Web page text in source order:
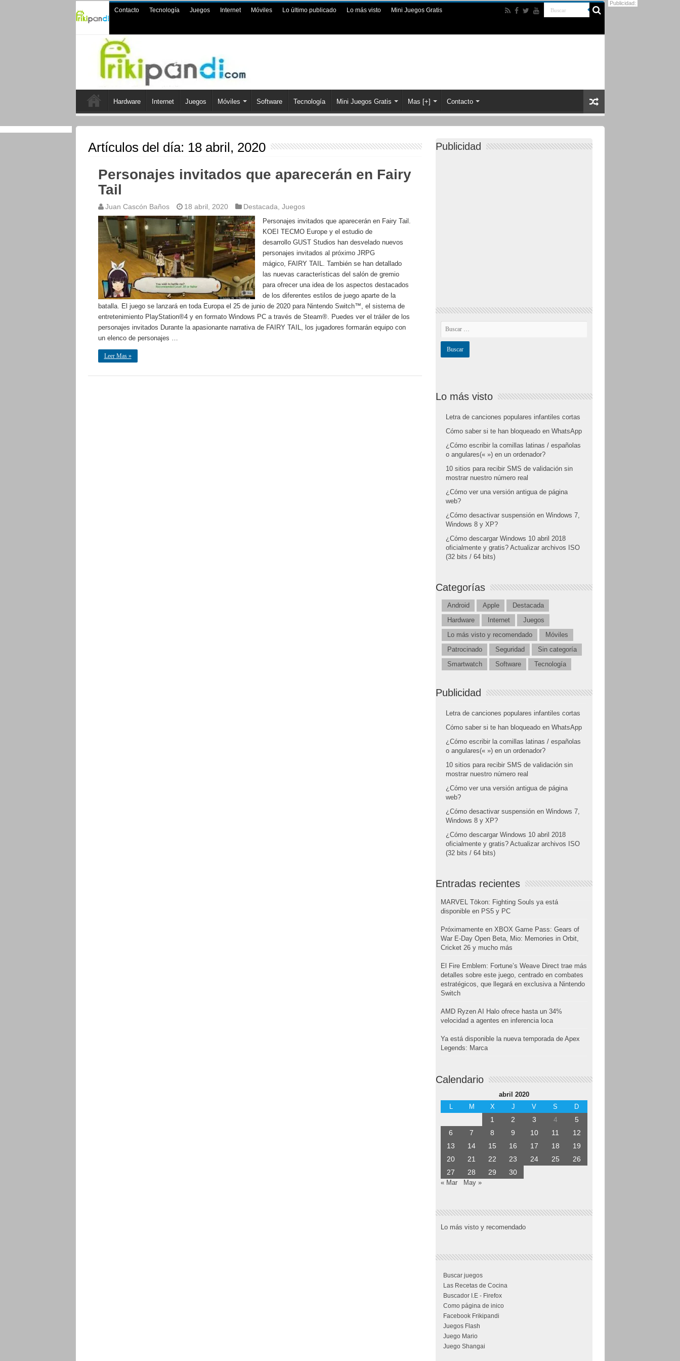
Contacto Tecnología Juegos Internet Móviles Lo último publicado Lo más visto Mini Juegos Gratis
Hardware Internet Juegos Móviles Software Tecnología Mini Juegos Gratis Mas [+] Contacto
Artículos del día: 18 abril, 2020
Personajes invitados que aparecerán en Fairy
Tail
Juan Cascón Baños 18 abril, 2020 Destacada Juegos
Personajes invitados que aparecerán en Fairy Tail.
KOEI TECMO Europe y el estudio de
desarrollo GUST Studios han desvelado nuevos
personajes invitados al próximo JRPG
mágico, FAIRY TAIL. También se han detallado
las nuevas características del salón de gremio
para ofrecer una idea de los aspectos destacados
de los diferentes estilos de juego aparte de la
batalla. El juego se lanzará en toda Europa el 25 de junio de 2020 para Nintendo Switch™, el sistema de
entretenimiento PlayStation®4 y en formato Windows PC a través de Steam®. Puedes ver el tráiler de los
personajes invitados Durante la apasionante narrativa de FAIRY TAIL, los jugadores formarán equipo con
un elenco de personajes …
Leer Mas »
Publicidad
Lo más visto
Letra de canciones populares infantiles cortas
Cómo saber si te han bloqueado en WhatsApp
¿Cómo escribir la comillas latinas / españolas
o angulares(« ») en un ordenador?
10 sitios para recibir SMS de validación sin
mostrar nuestro número real
¿Cómo ver una versión antigua de página
web?
¿Cómo desactivar suspensión en Windows 7,
Windows 8 y XP?
¿Cómo descargar Windows 10 abril 2018
oficialmente y gratis? Actualizar archivos ISO
(32 bits / 64 bits)
Categorías
Android Apple
Destacada
Hardware
Internet
Juegos
Lo más visto y recomendado
Móviles
Patrocinado
Seguridad
Sin categoría
Smartwatch
Software Tecnología
Publicidad
Letra de canciones populares infantiles cortas
Cómo saber si te han bloqueado en WhatsApp
¿Cómo escribir la comillas latinas / españolas
o angulares(« ») en un ordenador?
10 sitios para recibir SMS de validación sin
mostrar nuestro número real
¿Cómo ver una versión antigua de página
web?
¿Cómo desactivar suspensión en Windows 7,
Windows 8 y XP?
¿Cómo descargar Windows 10 abril 2018
oficialmente y gratis? Actualizar archivos ISO
(32 bits / 64 bits)
Entradas recientes
MARVEL Tōkon: Fighting Souls ya está
disponible en PS5 y PC
Próximamente en XBOX Game Pass: Gears of
War E-Day Open Beta, Mio: Memories in Orbit,
Cricket 26 y mucho más
El Fire Emblem: Fortune’s Weave Direct trae más
detalles sobre este juego, centrado en combates
estratégicos, que llegará en exclusiva a Nintendo
Switch
AMD Ryzen AI Halo ofrece hasta un 34%
velocidad a agentes en inferencia loca
Ya está disponible la nueva temporada de Apex
Legends: Marca
Calendario
abril 2020
L
M X J V S D
1 2 3 4
5
6
7 8 9 10 11
12
13
14 15 16 17 18
19
20
21 22 23 24 25
26
27
28 29 30
« Mar May »
Lo más visto y recomendado
Buscar juegos
Las Recetas de Cocina
Buscador I.E - Firefox
Como página de inico
Facebook Frikipandi
Juegos Flash
Juego Mario
Juego Shangai
Publicidad: